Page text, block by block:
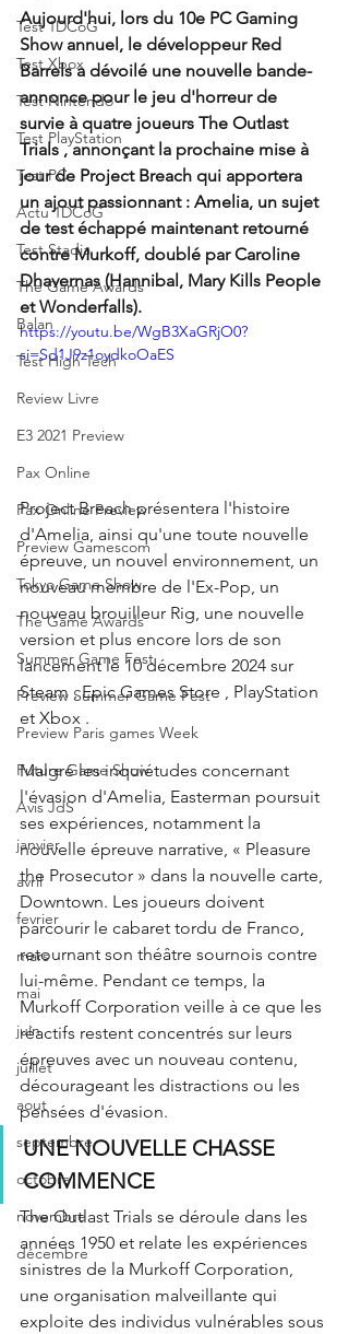
Test 1DCoG
Test Xbox
Test Nintendo
Test PlayStation
Test PC
Actu 1DCoG
Test Stadia
The Game Awards
Balan
Test High Tech
Review Livre
E3 2021 Preview
Pax Online
Pax Online Preview
Preview Gamescom
Tokyo Game Show
The Game Awards
Summer Game Fest
Preview Summer Game Fest
Preview Paris games Week
Future Game Show
Avis JdS
janvier
avril
fevrier
mars
mai
juin
juillet
aout
septembre
octobre
novembre
décembre
Aujourd'hui, lors du 10e PC Gaming
Show annuel, le développeur Red
Barrels a dévoilé une nouvelle bande-
annonce pour le jeu d'horreur de
survie à quatre joueurs The Outlast
Trials , annonçant la prochaine mise à
jour de Project Breach qui apportera
un ajout passionnant : Amelia, un sujet
de test échappé maintenant retourné
contre Murkoff, doublé par Caroline
Dhavernas (Hannibal, Mary Kills People
et Wonderfalls).
https://youtu.be/WgB3XaGRjO0?
si=Sd1J9z1oydkoOaES
Project Breach présentera l'histoire
d'Amelia, ainsi qu'une toute nouvelle
épreuve, un nouvel environnement, un
nouveau membre de l'Ex-Pop, un
nouveau brouilleur Rig, une nouvelle
version et plus encore lors de son
lancement le 10 décembre 2024 sur
Steam , Epic Games Store , PlayStation
et Xbox .
Malgré les inquiétudes concernant
l'évasion d'Amelia, Easterman poursuit
ses expériences, notamment la
nouvelle épreuve narrative, « Pleasure
the Prosecutor » dans la nouvelle carte,
Downtown. Les joueurs doivent
parcourir le cabaret tordu de Franco,
retournant son théâtre sournois contre
lui-même. Pendant ce temps, la
Murkoff Corporation veille à ce que les
réactifs restent concentrés sur leurs
épreuves avec un nouveau contenu,
décourageant les distractions ou les
pensées d'évasion.
UNE NOUVELLE CHASSE
COMMENCE
The Outlast Trials se déroule dans les
années 1950 et relate les expériences
sinistres de la Murkoff Corporation,
une organisation malveillante qui
exploite des individus vulnérables sous